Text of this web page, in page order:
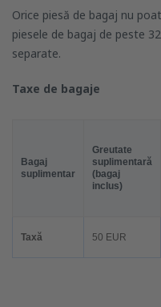
Orice piesă de bagaj nu
piesele de bagaj de peste
separate.
Taxe de bagaje
Bagaj
suplimentar
Greutate
suplimentară
(bagaj
inclus)
Taxă 50 EUR